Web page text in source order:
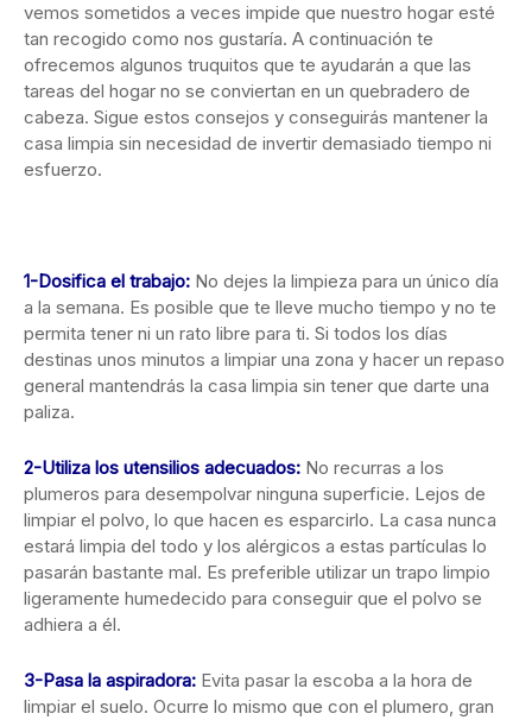
vemos sometidos a veces impide que nuestro hogar esté
tan recogido como nos gustaría. A continuación te
ofrecemos algunos truquitos que te ayudarán a que las
tareas del hogar no se conviertan en un quebradero de
cabeza. Sigue estos consejos y conseguirás mantener la
casa limpia sin necesidad de invertir demasiado tiempo ni
esfuerzo.
1-Dosifica el trabajo: No dejes la limpieza para un único día
a la semana. Es posible que te lleve mucho tiempo y no te
permita tener ni un rato libre para ti. Si todos los días
destinas unos minutos a limpiar una zona y hacer un repaso
general mantendrás la casa limpia sin tener que darte una
paliza.
2-Utiliza los utensilios adecuados: No recurras a los
plumeros para desempolvar ninguna superficie. Lejos de
limpiar el polvo, lo que hacen es esparcirlo. La casa nunca
estará limpia del todo y los alérgicos a estas partículas lo
pasarán bastante mal. Es preferible utilizar un trapo limpio
ligeramente humedecido para conseguir que el polvo se
adhiera a él.
3-Pasa la aspiradora: Evita pasar la escoba a la hora de
limpiar el suelo. Ocurre lo mismo que con el plumero, gran